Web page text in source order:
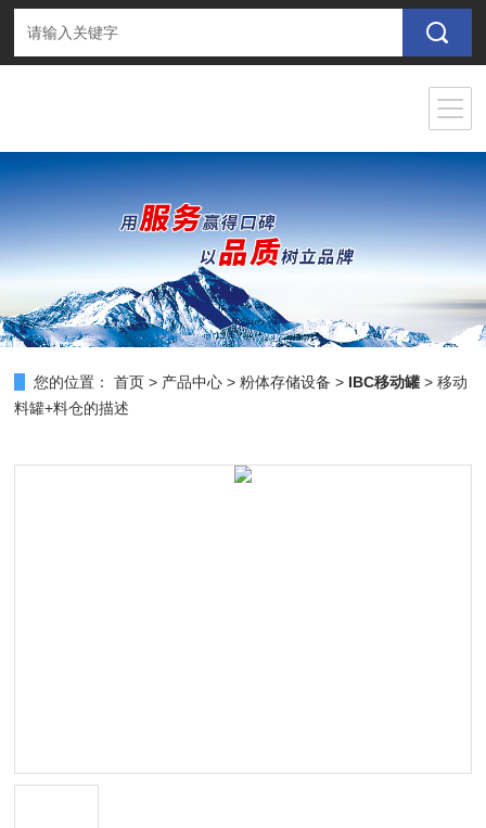
您的位置： 首页 > 产品中心 >粉体存储设备 > IBC移动罐 > 移动
料罐+料仓的描述